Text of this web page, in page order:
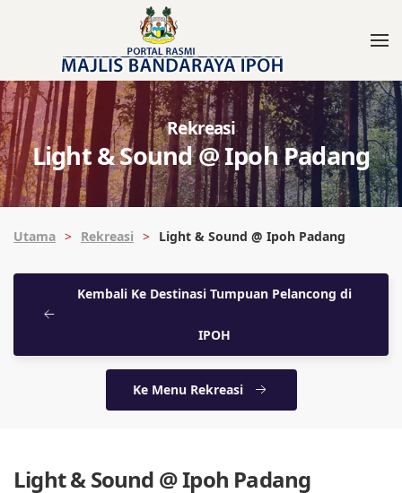
Rekreasi
Light & Sound @ Ipoh Padang
Utama Rekreasi Light & Sound @ Ipoh Padang
Kembali Ke Destinasi Tumpuan Pelancong di
IPOH
Ke Menu Rekreasi
Light & Sound @ Ipoh Padang